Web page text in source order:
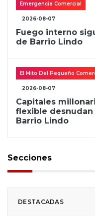
Emergencia Comercial
2026-08-07
Fuego interno
de Barrio Lindo
El Mito Del Pequeño
2026-08-07
Capitales
flexible
Barrio Lindo
Secciones
DESTACADAS